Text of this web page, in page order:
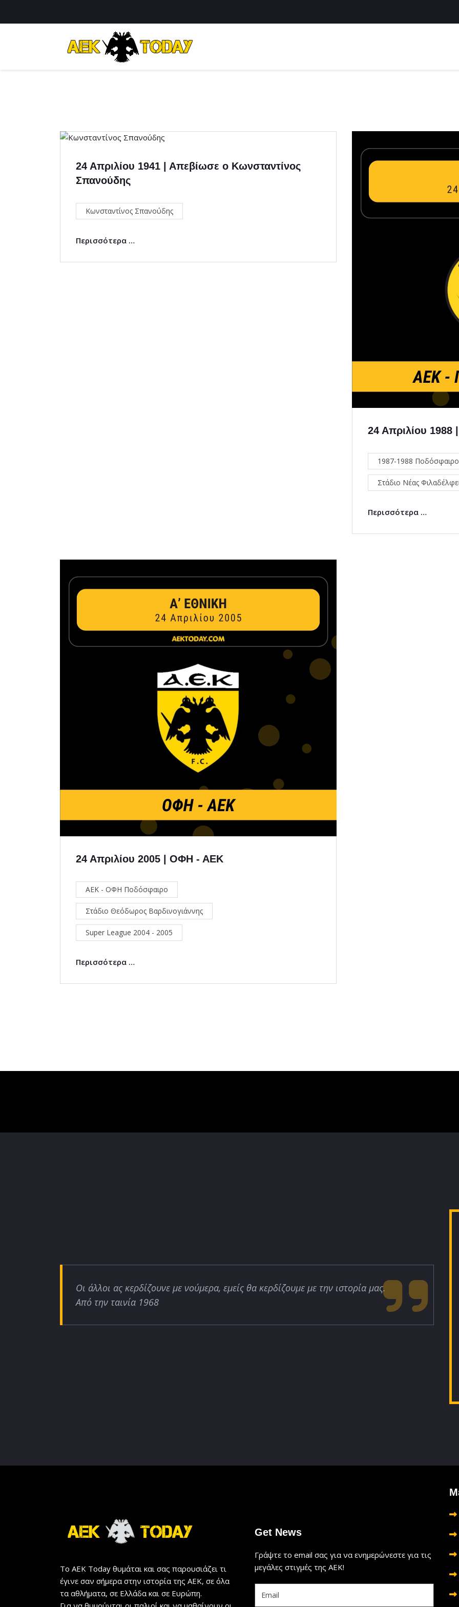
24 Απριλίου 1941 | Απεβίωσε ο Κωνσταντίνος
Σπανούδης
Κωνσταντίνος Σπανούδης
Περισσότερα …
24 Απριλίου 1988
1987-1988 Ποδόσφαιρο
Στάδιο Νέας
Περισσότερα …
24 Απριλίου 2005 | ΟΦΗ - ΑΕΚ
ΑΕΚ - ΟΦΗ Ποδόσφαιρο
Στάδιο Θεόδωρος Βαρδινογιάννης
Super League 2004 - 2005
Περισσότερα …
Οι άλλοι ας κερδίζουνε με νούμερα, εμείς θα κερδίζουμε με την ιστορία μας.
Από την ταινία 1968
Το AEK Today θυμάται και σας παρουσιάζει τι
έγινε σαν σήμερα στην ιστορία της ΑΕΚ, σε όλα
τα αθλήματα, σε Ελλάδα και σε Ευρώπη.
Get News
Γράψτε το email σας για να ενημερώνεστε για τις
μεγάλες στιγμές της ΑΕΚ!